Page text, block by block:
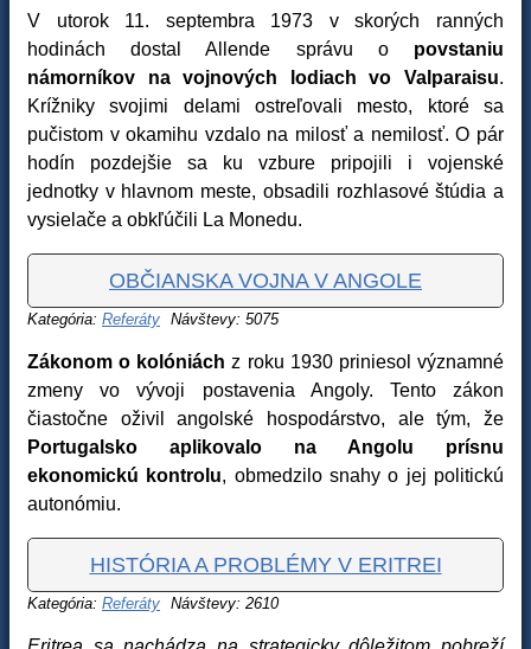
V utorok 11. septembra 1973 v skorých ranných
hodinách dostal Allende správu o povstaniu
námorníkov na vojnových lodiach vo Valparaisu.
Krížniky svojimi delami ostreľovali mesto, ktoré sa
pučistom v okamihu vzdalo na milosť a nemilosť. O pár
hodín pozdejšie sa ku vzbure pripojili i vojenské
jednotky v hlavnom meste, obsadili rozhlasové štúdia a
vysielače a obkľúčili La Monedu.
OBČIANSKA VOJNA V ANGOLE
Kategória: Referáty Návštevy: 5075
Zákonom o kolóniách z roku 1930 priniesol významné
zmeny vo vývoji postavenia Angoly. Tento zákon
čiastočne oživil angolské hospodárstvo, ale tým, že
Portugalsko aplikovalo na Angolu prísnu
ekonomickú kontrolu, obmedzilo snahy o jej politickú
autonómiu.
HISTÓRIA A PROBLÉMY V ERITREI
Kategória: Referáty Návštevy: 2610